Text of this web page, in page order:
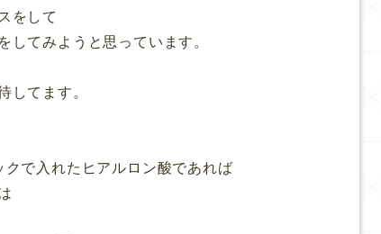
をして
してみようと思っています。
してます。
で入れたヒアルロン酸であれば